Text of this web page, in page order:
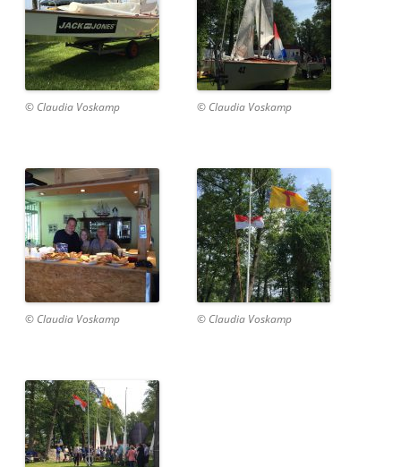
© Claudia Voskamp © Claudia Voskamp
© Claudia Voskamp © Claudia Voskamp